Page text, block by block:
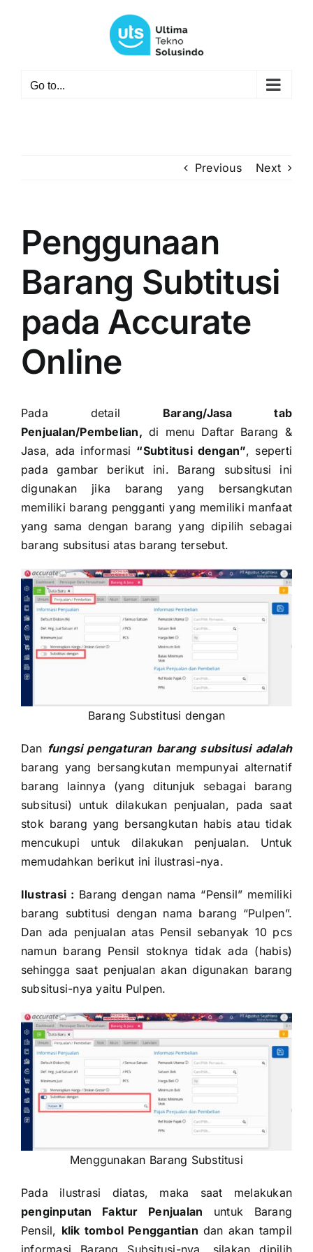
Go to...
Previous Next
Penggunaan
Barang Subtitusi
pada Accurate
Online
Pada detail Barang/Jasa tab
Penjualan/Pembelian, di menu Daftar Barang &
Jasa, ada informasi “Subtitusi dengan”, seperti
pada gambar berikut ini. Barang subsitusi ini
digunakan jika barang yang bersangkutan
memiliki barang pengganti yang memiliki manfaat
yang sama dengan barang yang dipilih sebagai
barang subsitusi atas barang tersebut.
Barang Substitusi dengan
Dan fungsi pengaturan barang subsitusi adalah
barang yang bersangkutan mempunyai alternatif
barang lainnya (yang ditunjuk sebagai barang
subsitusi) untuk dilakukan penjualan, pada saat
stok barang yang bersangkutan habis atau tidak
mencukupi untuk dilakukan penjualan. Untuk
memudahkan berikut ini ilustrasi-nya.
Ilustrasi : Barang dengan nama “Pensil” memiliki
barang subtitusi dengan nama barang “Pulpen”.
Dan ada penjualan atas Pensil sebanyak 10 pcs
namun barang Pensil stoknya tidak ada (habis)
sehingga saat penjualan akan digunakan barang
subsitusi-nya yaitu Pulpen.
Menggunakan Barang Substitusi
Pada ilustrasi diatas, maka saat melakukan
penginputan Faktur Penjualan untuk Barang
Pensil, klik tombol Penggantian dan akan tampil
informasi Barang Subsitusi-nya, silakan dipilih